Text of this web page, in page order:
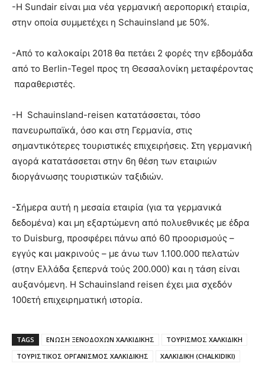
-Η Sundair είναι μια νέα γερμανική αεροπορική εταιρία,
στην οποία συμμετέχει η Schauinsland με 50%.
-Από το καλοκαίρι 2018 θα πετάει 2 φορές την εβδομάδα
από το Berlin-Tegel προς τη Θεσσαλονίκη μεταφέροντας
παραθεριστές.
-Η Schauinsland-reisen κατατάσσεται, τόσο
πανευρωπαϊκά, όσο και στη Γερμανία, στις
σημαντικότερες τουριστικές επιχειρήσεις. Στη γερμανική
αγορά κατατάσσεται στην 6η θέση των εταιριών
διοργάνωσης τουριστικών ταξιδιών.
-Σήμερα αυτή η μεσαία εταιρία (για τα γερμανικά
δεδομένα) και μη εξαρτώμενη από πολυεθνικές με έδρα
το Duisburg, προσφέρει πάνω από 60 προορισμούς –
εγγύς και μακρινούς – με άνω των 1.100.000 πελατών
(στην Ελλάδα ξεπερνά τούς 200.000) και η τάση είναι
αυξανόμενη. Η Schauinsland reisen έχει μια σχεδόν
100ετή επιχειρηματική ιστορία.
TAGS ΕΝΩΣΗ ΞΕΝΟΔΟΧΩΝ ΧΑΛΚΙΔΙΚΗΣ
ΤΟΥΡΙΣΜΟΣ ΧΑΛΚΙΔΙΚΗ
ΤΟΥΡΙΣΤΙΚΟΣ ΟΡΓΑΝΙΣΜΟΣ ΧΑΛΚΙΔΙΚΗΣ
ΧΑΛΚΙΔΙΚΗ (CHALKIDIKI)